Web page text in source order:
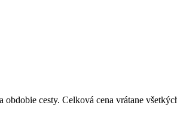
cesty. Celková cena vrátane